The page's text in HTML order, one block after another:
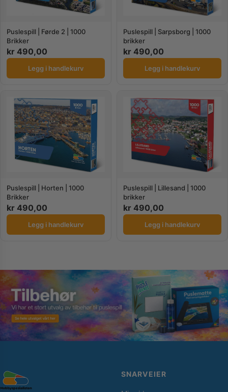
Puslespill | Førde 2 | 1000
Brikker
kr 490,00
Legg i handlekurv
Puslespill | Sarpsborg | 1000
brikker
kr 490,00
Legg i handlekurv
Puslespill | Horten | 1000
Brikker
kr 490,00
Legg i handlekurv
Puslespill | Lillesand | 1000
brikker
kr 490,00
Legg i handlekurv
SNARVEIER